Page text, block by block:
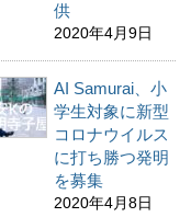
供
2020年4月9日
AI Samurai、小
学生対象に新型
コロナウイルス
に打ち勝つ発明
を募集
2020年4月8日